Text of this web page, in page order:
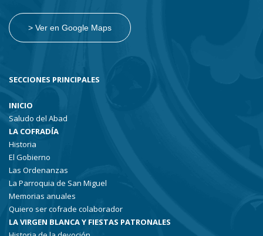
> Ver en Google Maps
SECCIONES PRINCIPALES
INICIO
Saludo del Abad
LA COFRADÍA
Historia
El Gobierno
Las Ordenanzas
La Parroquia de San Miguel
Memorias anuales
Quiero ser cofrade colaborador
LA VIRGEN BLANCA Y FIESTAS PATRONALES